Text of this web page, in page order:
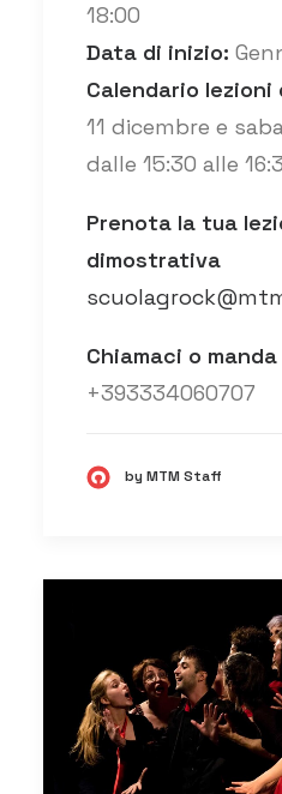
18:00
Data di inizio:
Calendario lezioni
11 dicembre e
dalle 15:30 alle
Prenota la tua
dimostrativa
Chiamaci o
+393334060707
by MTM Staff